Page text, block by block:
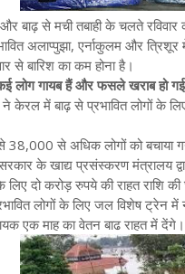
बाढ़ से मची तबाही के चलते
अलाप्पुझा, एर्नाकुलम और त्रिशूर
से बारिश का कम होना है।
लोग गायब हैं और फसले खराब हो
में बाढ़ से प्रभावित लोगों के
38,000 से अधिक लोगों को बचाया
के खाद्य प्रसंस्करण मंत्रालय
दो करोड़ रुपये की राहत राशि की
लोगों के लिए जल विशेष ट्रेन में
माह का वेतन बाढ राहत में देंगे।